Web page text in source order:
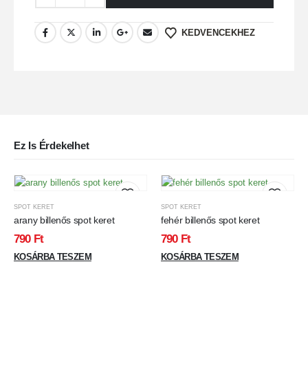
KEDVENCEKHEZ
Ez Is Érdekelhet
SPOT KERET
arany billenős spot keret
790 Ft
KOSÁRBA TESZEM
SPOT KERET
fehér billenős spot keret
790 Ft
KOSÁRBA TESZEM